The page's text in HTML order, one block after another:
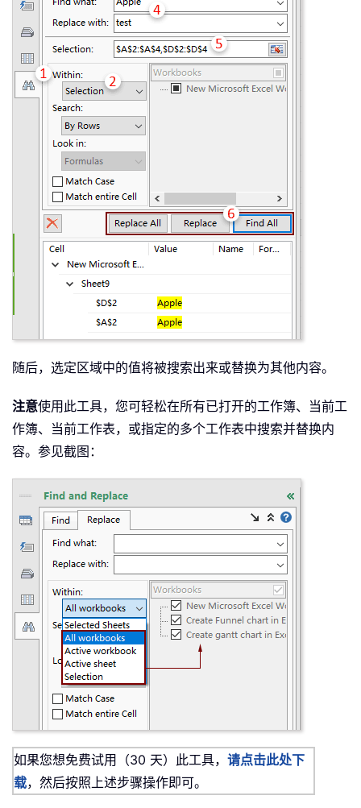
随后，选定区域中的值将被搜索出来或替换为其他内容。
注意使用此工具，您可轻松在所有已打开的工作簿、当前工
作簿、当前工作表，或指定的多个工作表中搜索并替换内
容。参见截图：
如果您想免费试用（30 天）此工具， 请点击此处下
载，然后按照上述步骤操作即可。